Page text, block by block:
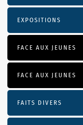
EXPOSITIONS
FACE AUX JEUNES
FACE AUX JEUNES
FAITS DIVERS